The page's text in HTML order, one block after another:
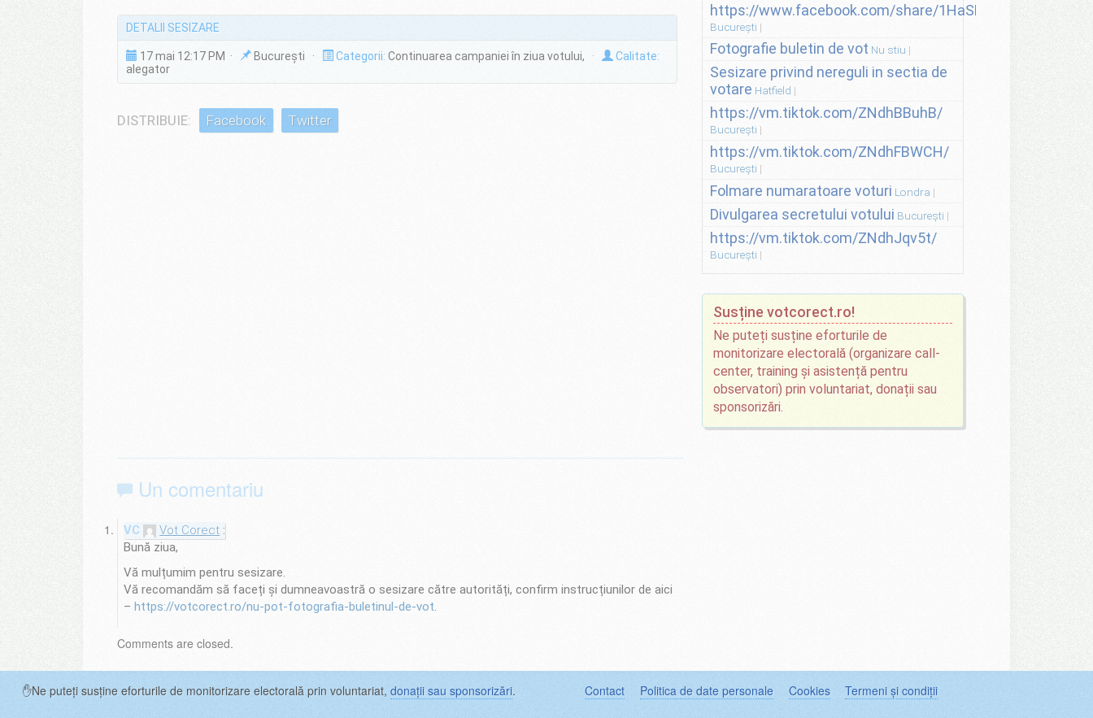
DETALII SESIZARE
17 mai 12:17 PM · București · Categorii: Continuarea campaniei în ziua votului, ·
Calitate:
alegator
DISTRIBUIE: Facebook Twitter
https://www.facebook.com/share/1HaSNsHSvo/
București
Fotografie buletin de vot Nu stiu
Sesizare privind nereguli in sectia de
votare Hatfield
https://vm.tiktok.com/ZNdhBBuhB/
București
https://vm.tiktok.com/ZNdhFBWCH/
București
Folmare numaratoare voturi Londra
Divulgarea secretului votului București
https://vm.tiktok.com/ZNdhJqv5t/
București
Susține votcorect.ro!
Ne puteți susține eforturile de
monitorizare electorală (organizare call-
center, training și asistență pentru
observatori) prin voluntariat, donații sau
sponsorizări.
Un comentariu
Vot Corect
Bună ziua,
Vă mulțumim pentru sesizare.
Vă recomandăm să faceți și dumneavoastră o sesizare către autorități, confirm instrucțiunilor de aici
–https://votcorect.ro/nu-pot-fotografia-buletinul-de-vot.
Comments are closed.
✋Ne puteți susține eforturile de monitorizare electorală prin voluntariat, donații sau sponsorizări. Contact Politica de date personale Cookies Termeni și condiții